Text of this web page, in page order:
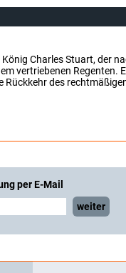
Charles Stuart, der
vertriebenen Regenten.
des
per E-Mail
weiter